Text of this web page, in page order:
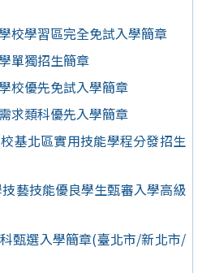
校學習區完全免試入學簡章
單獨招生簡章
校優先免試入學簡章
求類科優先入學簡章
基北區實用技能學程分發招生
藝技能優良學生甄審入學高級
甄選入學簡章(臺北市/新北市/